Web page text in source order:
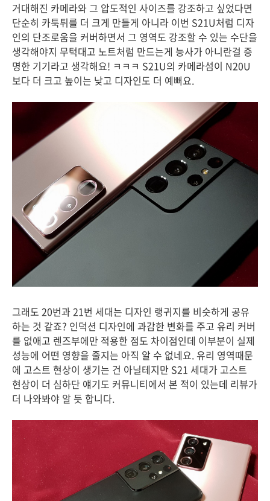
거대해진 카메라와 그 압도적인 사이즈를 강조하고 싶었다면
단순히 카툭튀를 더 크게 만들게 아니라 이번 S21U처럼 디자
인의 단조로움을 커버하면서 그 영역도 강조할 수 있는 수단을
생각해야지 무턱대고 노트처럼 만드는게 능사가 아니란걸 증
명한 기기라고 생각해요! ㅋㅋㅋ S21U의 카메라섬이 N20U
보다 더 크고 높이는 낮고 디자인도 더 예뻐요.
그래도 20번과 21번 세대는 디자인 랭귀지를 비슷하게 공유
하는 것 같죠? 인덕션 디자인에 과감한 변화를 주고 유리 커버
를 없애고 렌즈부에만 적용한 점도 차이점인데 이부분이 실제
성능에 어떤 영향을 줄지는 아직 알 수 없네요. 유리 영역때문
에 고스트 현상이 생기는 건 아닐테지만 S21 세대가 고스트
현상이 더 심하단 얘기도 커뮤니티에서 본 적이 있는데 리뷰가
더 나와봐야 알 듯 합니다.